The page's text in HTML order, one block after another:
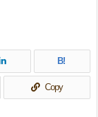
B!
Copy